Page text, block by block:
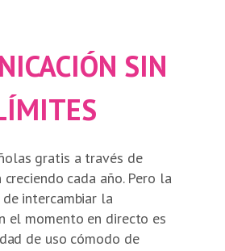
SIN
gratis a través de
cada año. Pero la
intercambiar la
el momento en directo es
de uso cómodo de